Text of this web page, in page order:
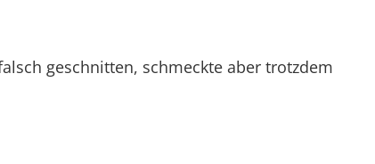
geschnitten, schmeckte aber trotzdem